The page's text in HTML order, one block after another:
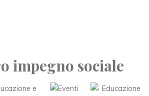
impegno sociale